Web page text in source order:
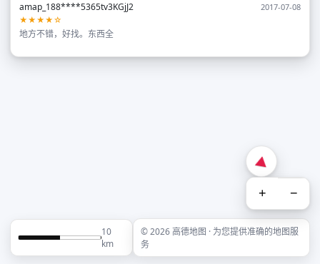
amap_188****5365tv3KGjJ2
2017-07-08
★★★★☆
地方不错，好找。东西全
+ −
10
km
© 2026 高德地图 · 为您提供准确的地图服
务